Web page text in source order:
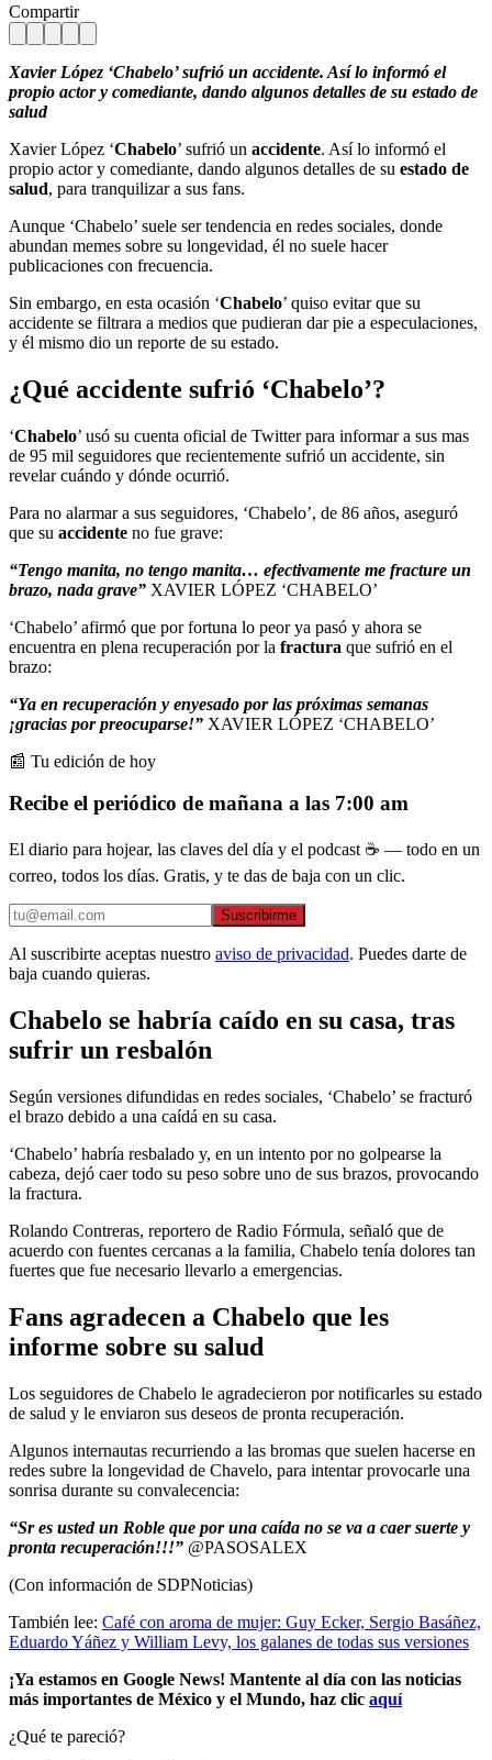
Compartir
Xavier López ‘Chabelo’ sufrió un accidente. Así lo informó el
propio actor y comediante, dando algunos detalles de su estado de
salud
Xavier López ‘Chabelo’ sufrió un accidente. Así lo informó el
propio actor y comediante, dando algunos detalles de su estado de
salud, para tranquilizar a sus fans.
Aunque ‘Chabelo’ suele ser tendencia en redes sociales, donde
abundan memes sobre su longevidad, él no suele hacer
publicaciones con frecuencia.
Sin embargo, en esta ocasión ‘Chabelo’ quiso evitar que su
accidente se filtrara a medios que pudieran dar pie a especulaciones,
y él mismo dio un reporte de su estado.
¿Qué accidente sufrió ‘Chabelo’?
‘Chabelo’ usó su cuenta oficial de Twitter para informar a sus mas
de 95 mil seguidores que recientemente sufrió un accidente, sin
revelar cuándo y dónde ocurrió.
Para no alarmar a sus seguidores, ‘Chabelo’, de 86 años, aseguró
que su accidente no fue grave:
“Tengo manita, no tengo manita… efectivamente me fracture un
brazo, nada grave” XAVIER LÓPEZ ‘CHABELO’
‘Chabelo’ afirmó que por fortuna lo peor ya pasó y ahora se
encuentra en plena recuperación por la fractura que sufrió en el
brazo:
“Ya en recuperación y enyesado por las próximas semanas
¡gracias por preocuparse!” XAVIER LÓPEZ ‘CHABELO’
📰 Tu edición de hoy
Recibe el periódico de mañana a las 7:00 am
El diario para hojear, las claves del día y el podcast ☕ — todo en un
correo, todos los días. Gratis, y te das de baja con un clic.
Suscribirme
Al suscribirte aceptas nuestro aviso de privacidad. Puedes darte de
baja cuando quieras.
Chabelo se habría caído en su casa, tras
sufrir un resbalón
Según versiones difundidas en redes sociales, ‘Chabelo’ se fracturó
el brazo debido a una caídá en su casa.
‘Chabelo’ habría resbalado y, en un intento por no golpearse la
cabeza, dejó caer todo su peso sobre uno de sus brazos, provocando
la fractura.
Rolando Contreras, reportero de Radio Fórmula, señaló que de
acuerdo con fuentes cercanas a la familia, Chabelo tenía dolores tan
fuertes que fue necesario llevarlo a emergencias.
Fans agradecen a Chabelo que les
informe sobre su salud
Los seguidores de Chabelo le agradecieron por notificarles su estado
de salud y le enviaron sus deseos de pronta recuperación.
Algunos internautas recurriendo a las bromas que suelen hacerse en
redes subre la longevidad de Chavelo, para intentar provocarle una
sonrisa durante su convalecencia:
“Sr es usted un Roble que por una caída no se va a caer suerte y
pronta recuperación!!!” @PASOSALEX
(Con información de SDPNoticias)
También lee: Café con aroma de mujer: Guy Ecker, Sergio Basáñez,
Eduardo Yáñez y William Levy, los galanes de todas sus versiones
¡Ya estamos en Google News! Mantente al día con las noticias
más importantes de México y el Mundo, haz clic aquí
¿Qué te pareció?